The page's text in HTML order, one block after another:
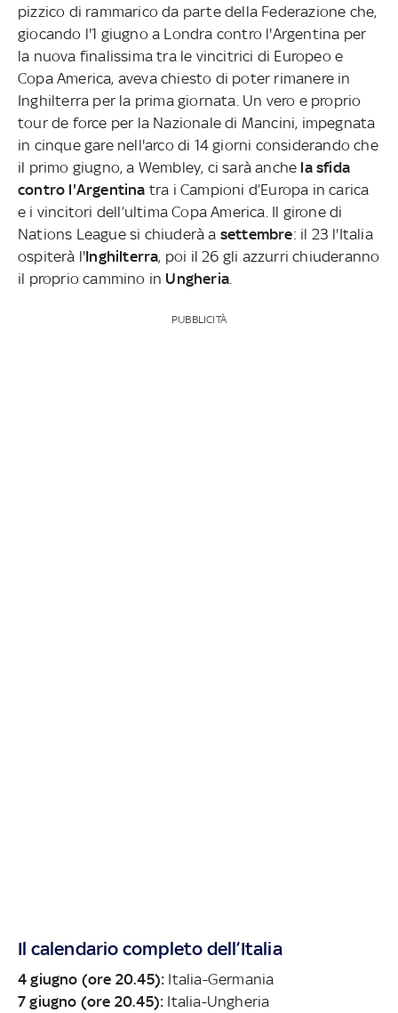
pizzico di rammarico da parte della Federazione che,
giocando l'1 giugno a Londra contro l'Argentina per
la nuova finalissima tra le vincitrici di Europeo e
Copa America, aveva chiesto di poter rimanere in
Inghilterra per la prima giornata. Un vero e proprio
tour de force per la Nazionale di Mancini, impegnata
in cinque gare nell'arco di 14 giorni considerando che
il primo giugno, a Wembley, ci sarà anche la sfida
contro l'Argentina tra i Campioni d’Europa in carica
e i vincitori dell’ultima Copa America. Il girone di
Nations League si chiuderà a settembre: il 23 l'Italia
ospiterà l'Inghilterra, poi il 26 gli azzurri chiuderanno
il proprio cammino in Ungheria
PUBBLICITÀ
Il calendario completo dell’Italia
4 giugno (ore 20.45): Italia-Germania
7 giugno (ore 20.45): Italia-Ungheria